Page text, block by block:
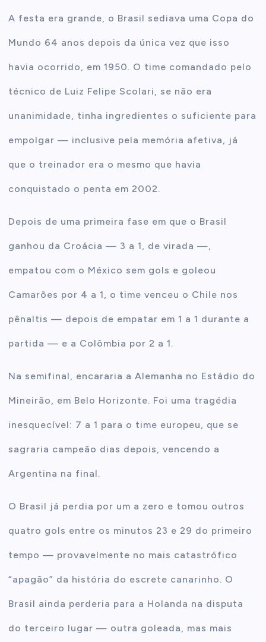
A festa era grande, o Brasil sediava uma Copa do
Mundo 64 anos depois da única vez que isso
havia ocorrido, em 1950. O time comandado pelo
técnico de Luiz Felipe Scolari, se não era
unanimidade, tinha ingredientes o suficiente para
empolgar — inclusive pela memória afetiva, já
que o treinador era o mesmo que havia
conquistado o penta em 2002.
Depois de uma primeira fase em que o Brasil
ganhou da Croácia — 3 a 1, de virada —,
empatou com o México sem gols e goleou
Camarões por 4 a 1, o time venceu o Chile nos
pênaltis — depois de empatar em 1 a 1 durante a
partida — e a Colômbia por 2 a 1.
Na semifinal, encararia a Alemanha no Estádio do
Mineirão, em Belo Horizonte. Foi uma tragédia
inesquecível: 7 a 1 para o time europeu, que se
sagraria campeão dias depois, vencendo a
Argentina na final.
O Brasil já perdia por um a zero e tomou outros
quatro gols entre os minutos 23 e 29 do primeiro
tempo — provavelmente no mais catastrófico
“apagão” da história do escrete canarinho. O
Brasil ainda perderia para a Holanda na disputa
do terceiro lugar — outra goleada, mas mais